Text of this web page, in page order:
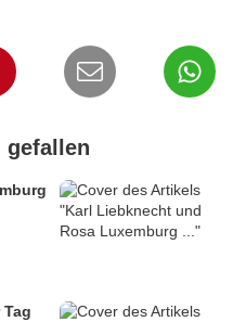
gefallen